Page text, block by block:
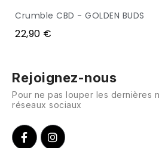
APERÇU
Crumble CBD - GOLDEN BUDS
22,90 €
Rejoignez-nous
Pour ne pas louper les dernières
réseaux sociaux